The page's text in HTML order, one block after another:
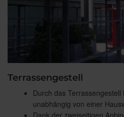
Terrassengestell
Durch das
unabhängig von einer
Dank der zweiseitigen